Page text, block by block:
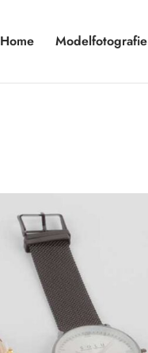
Home Modelfotografie